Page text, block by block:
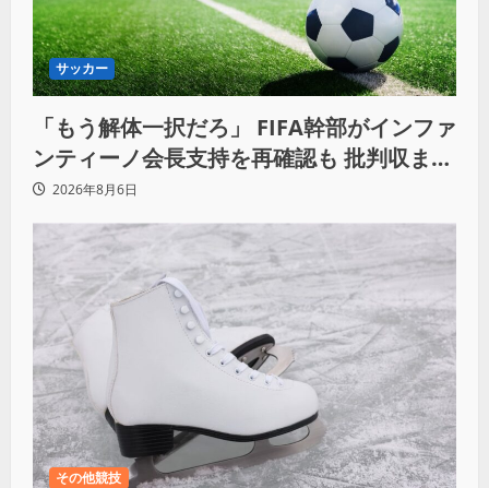
サッカー
「もう解体一択だろ」 FIFA幹部がインファ
ンティーノ会長支持を再確認も 批判収まら
ず2026年8月6日
その他競技